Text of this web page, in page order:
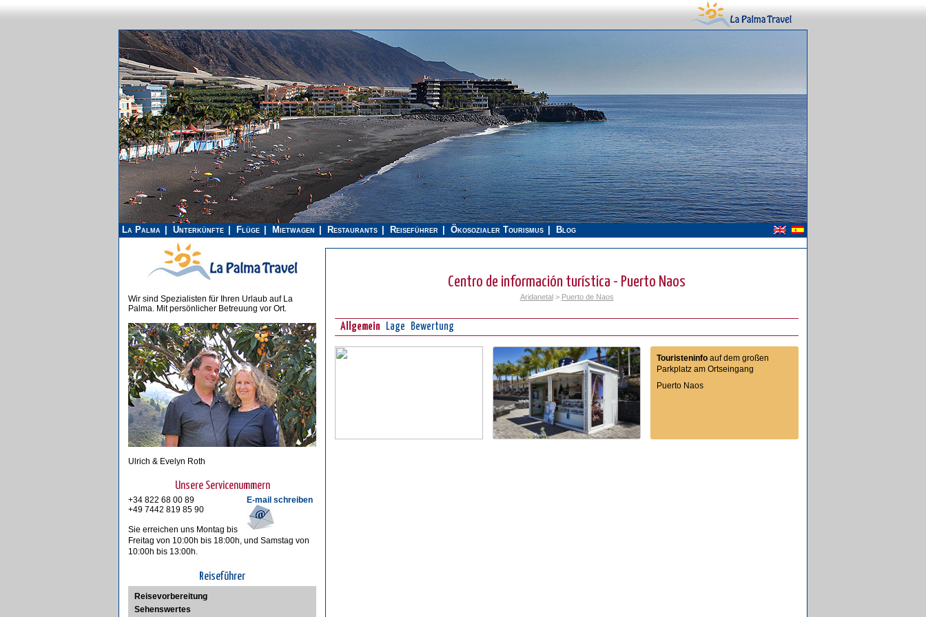
La Palma Unterkünfte Flüge Mietwagen Restaurants Reiseführer Ökosozialer Tourismus Blog
Centro de información turística - Puerto Naos
Aridanetal> Puerto de Naos
Allgemein Lage Bewertung
Touristeninfo auf dem großen
Parkplatz am Ortseingang
Puerto Naos
Wir sind Spezialisten für Ihren Urlaub auf La
Palma. Mit persönlicher Betreuung vor Ort.
Ulrich & Evelyn Roth
Unsere Servicenummern
E-mail schreiben
+34 822 68 00 89
+49 7442 819 85 90
Sie erreichen uns Montag bis
Freitag von 10:00h bis 18:00h, und Samstag von
10:00h bis 13:00h.
Reiseführer
Reisevorbereitung
Sehenswertes